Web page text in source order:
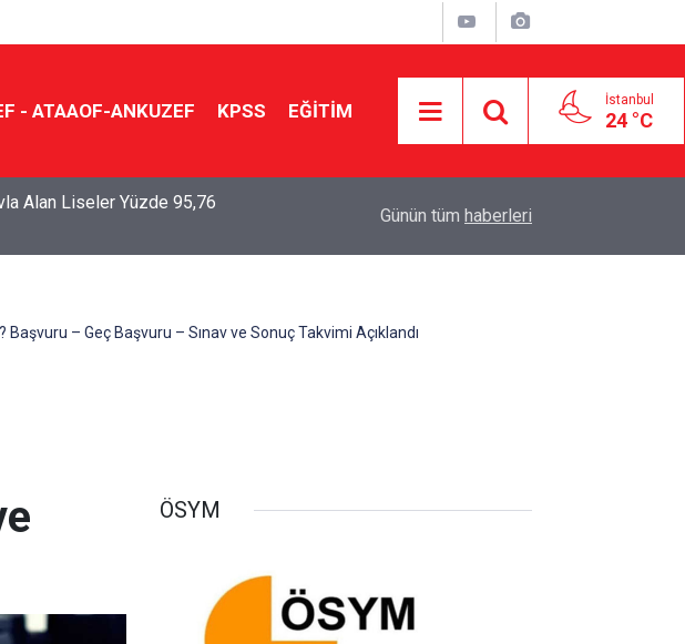
- ATAAOF-ANKUZEF KPSS EĞİTİM İstanbul
24 °C
Alan Liseler Yüzde 95,76
Tercihine Yerleşti
Günün tüm haberleri
– Geç Başvuru – Sınav ve Sonuç Takvimi Açıklandı
ÖSYM